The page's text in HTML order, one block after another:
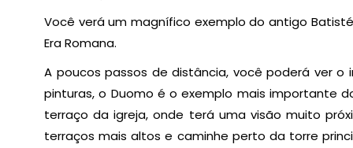
Você verá um magnífico exemplo do antigo
Era Romana.
A poucos passos de distância, você poderá ver
pinturas, o Duomo é o exemplo mais importante
terraço da igreja, onde terá uma visão muito
terraços mais altos e caminhe perto da torre